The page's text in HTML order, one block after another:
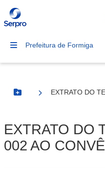
Prefeitura de Formiga
Botão Menu
EXTRATO DO
EXTRATO DO
002 AO